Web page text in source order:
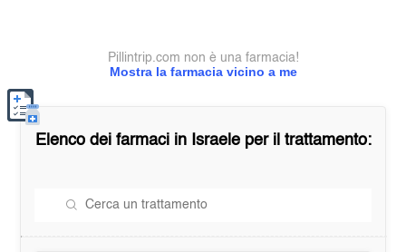
Mostra la farmacia vicino a me
Pillintrip.com non è una farmacia!
Elenco dei farmaci in Israeleper il trattamento: